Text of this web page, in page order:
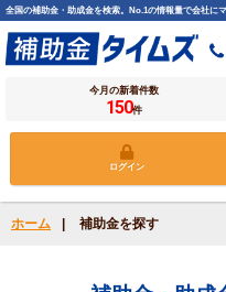
全国の補助金・助成金を検索。No.1の情報量で会社に
今月の新着件数
150件
ログイン
ホーム | 補助金を探す